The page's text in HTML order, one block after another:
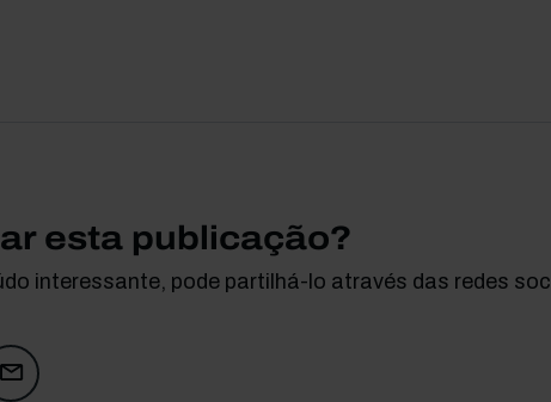
esta publicação?
interessante, pode partilhá-lo através das redes